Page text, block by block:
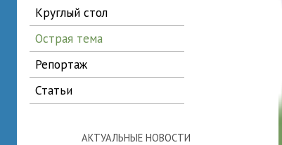
круглый стол
острая тема
репортаж
статьи
АКТУАЛЬНЫЕ НОВОСТИ